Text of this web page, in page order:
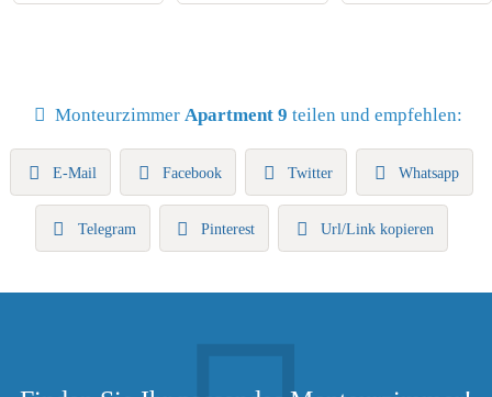
Monteurzimmer Apartment 9 teilen und empfehlen:
E-Mail Facebook Twitter Whatsapp
Telegram Pinterest Url/Link kopieren